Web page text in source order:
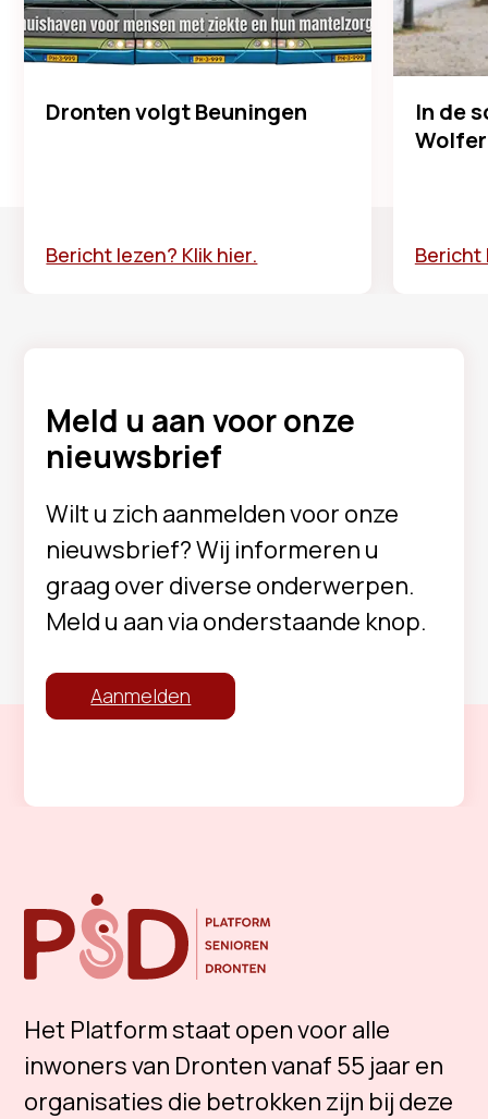
Dronten volgt Beuningen
Bericht lezen? Klik hier.
In de
Bericht
Meld u aan voor onze
nieuwsbrief
Wilt u zich aanmelden voor onze
nieuwsbrief? Wij informeren u
graag over diverse onderwerpen.
Meld u aan via onderstaande knop.
Aanmelden
Het Platform staat open voor alle
inwoners van Dronten vanaf 55 jaar en
organisaties die betrokken zijn bij deze